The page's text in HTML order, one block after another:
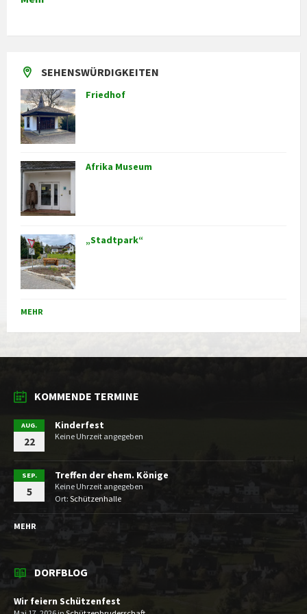
SEHENSWÜRDIGKEITEN
Friedhof
Afrika Museum
„Stadtpark“
MEHR
KOMMENDE TERMINE
AUG.
22
Kinderfest
Keine Uhrzeit angegeben
SEP.
5
Treffen der ehem. Könige
Keine Uhrzeit angegeben
Ort: Schützenhalle
MEHR
DORFBLOG
Wir feiern Schützenfest